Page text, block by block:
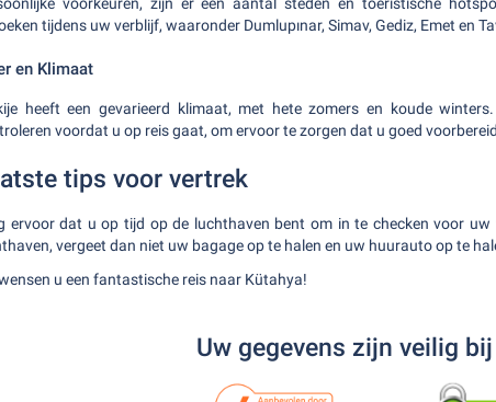
tijdens uw verblijf, waaronder Dumlupınar, Simav, Gediz, Emet en
en Klimaat
heeft een gevarieerd klimaat, met hete zomers en koude
voordat u op reis gaat, om ervoor te zorgen dat u goed
tips voor vertrek
ervoor dat u op tijd op de luchthaven bent om in te checken voor
vergeet dan niet uw bagage op te halen en uw huurauto op te
u een fantastische reis naar Kütahya!
Uw gegevens zijn veilig